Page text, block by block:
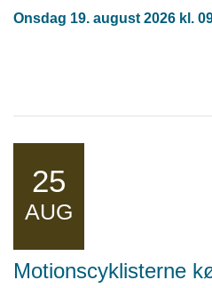
Onsdag 19. august 2026 kl.
25
AUG
Motionscyklisterne